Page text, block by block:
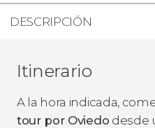
DESCRIPCIÓN
Itinerario
A la hora indicada,
tour por Oviedo desde